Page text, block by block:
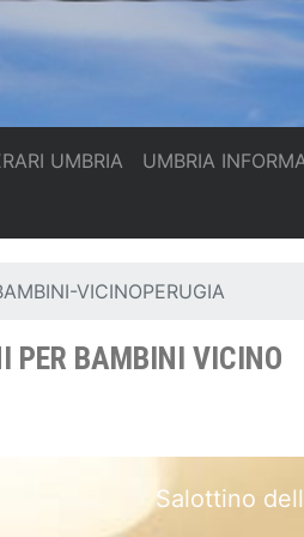
UMBRIA(current)
UMBRIA
VICINOPERUGIA
PER BAMBINI VICINO